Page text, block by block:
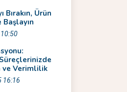
Bırakın, Ürün
Başlayın
ve Verimlilik
16:16